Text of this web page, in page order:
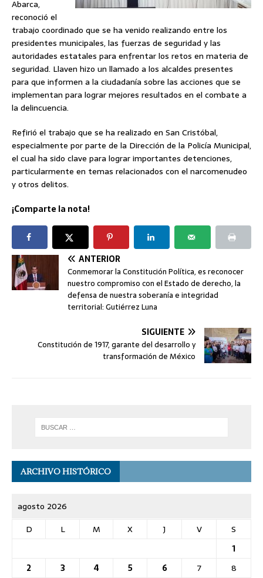
Abarca,
reconoció el
trabajo coordinado que se ha venido realizando entre los
presidentes municipales, las fuerzas de seguridad y las
autoridades estatales para enfrentar los retos en materia de
seguridad. Llaven hizo un llamado a los alcaldes presentes
para que informen a la ciudadanía sobre las acciones que se
implementan para lograr mejores resultados en el combate a
la delincuencia.
Refirió el trabajo que se ha realizado en San Cristóbal,
especialmente por parte de la Dirección de la Policía Municipal,
el cual ha sido clave para lograr importantes detenciones,
particularmente en temas relacionados con el narcomenudeo
y otros delitos.
¡Comparte la nota!
ANTERIOR
Conmemorar la Constitución Política, es reconocer
nuestro compromiso con el Estado de derecho, la
defensa de nuestra soberanía e integridad
territorial: Gutiérrez Luna
SIGUIENTE
Constitución de 1917, garante del desarrollo y
transformación de México
ARCHIVO HISTÓRICO
agosto 2026
D
L M X J V
S
1
2
3 4 5 6 7
8